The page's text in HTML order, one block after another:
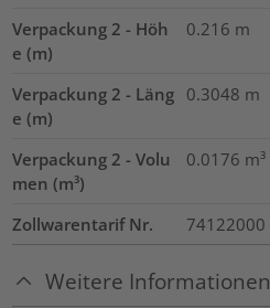
Verpackung 2 - Höh
e (m)
0.216 m
Verpackung 2 - Läng
e (m)
0.3048 m
Verpackung 2 - Volu
men (m³)
0.0176 m³
Zollwarentarif Nr. 74122000
Weitere Informationen